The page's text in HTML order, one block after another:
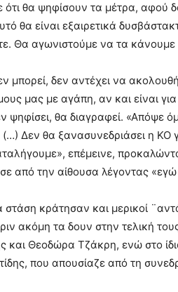
ότι θα ψηφίσουν τα μέτρα, αφού
θα είναι εξαιρετικά
Θα αγωνιστούμε να τα
μπορεί, δεν αντέχει να
μας με αγάπη, αν και είναι
ψηφίσει, θα διαγραφεί. «Απόψε
Δεν θα ξανασυνεδριάσει η ΚΟ
επέμεινε,
από την αίθουσα λέγοντας «εγώ
στάση κράτησαν και μερικοί
ακόμη τα δουν στην τελική
και Θεοδώρα Τζάκρη, ενώ στο
που απουσίαζε από τη